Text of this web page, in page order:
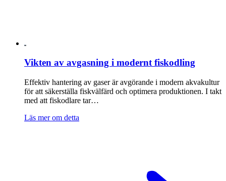
Vikten av avgasning i modernt fiskodling
Effektiv hantering av gaser är avgörande i modern akvakultur
för att säkerställa fiskvälfärd och optimera produktionen. I takt
med att fiskodlare tar…
Läs mer om detta